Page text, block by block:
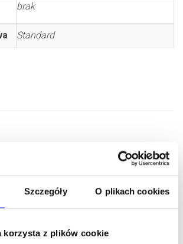
Szczegóły O plikach cookies
korzysta z plików cookie
brak
Standard
PRODUKTY